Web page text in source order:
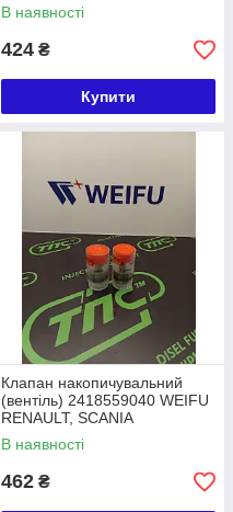
В наявності
424 ₴
Купити
Клапан накопичувальний
(вентіль) 2418559040 WEIFU
RENAULT, SCANIA
В наявності
462 ₴